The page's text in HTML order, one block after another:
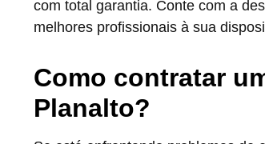
com total garantia. Conte com a
melhores profissionais à sua
Como contratar
Planalto?